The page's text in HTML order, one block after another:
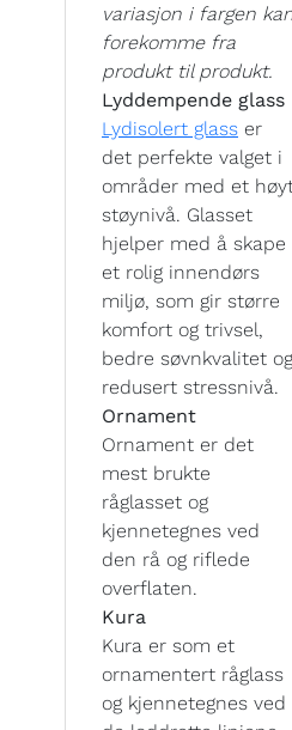
variasjon i fargen
forekomme fra
produkt til produkt.
Lyddempende glass
Lydisolert glass er
det perfekte valget i
områder med et
støynivå. Glasset
hjelper med å skape
et rolig innendørs
miljø, som gir større
komfort og trivsel,
bedre søvnkvalitet og
redusert stressnivå.
Ornament
Ornament er det
mest brukte
råglasset og
kjennetegnes ved
den rå og riflede
overflaten.
Kura
Kura er som et
ornamentert råglass
og kjennetegnes ved